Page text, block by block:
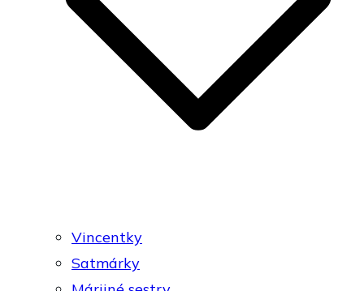
Vincentky
Satmárky